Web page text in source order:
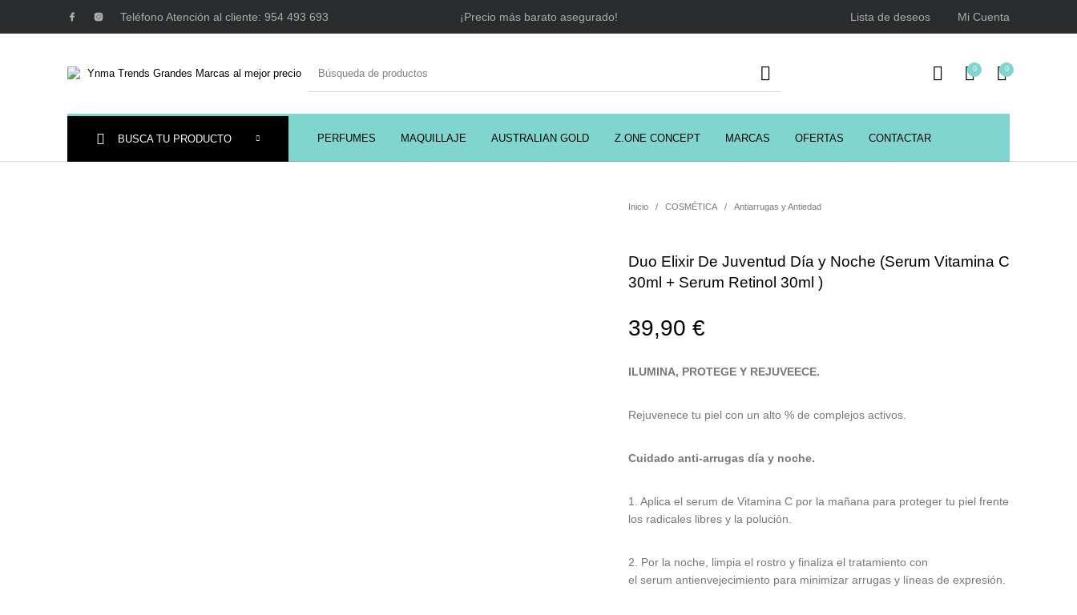
Teléfono Atención al cliente: 954 493 693 ¡Precio más barato asegurado! Lista de deseos Mi Cuenta
0 0
PERFUMES MAQUILLAJE AUSTRALIAN GOLD Z.ONE CONCEPT MARCAS OFERTAS CONTACTAR
BUSCA TU PRODUCTO
Prosolaris Utensilios de Peluquería Z.one Concept
Inicio / COSMÉTICA / Antiarrugas y Antiedad
Duo Elixir De Juventud Día y Noche (Serum Vitamina C
30ml + Serum Retinol 30ml )
39,90 €
ILUMINA, PROTEGE Y REJUVEECE.
Rejuvenece tu piel con un alto % de complejos activos.
Cuidado anti-arrugas día y noche.
1. Aplica el serum de Vitamina C por la mañana para proteger tu piel frente
los radicales libres y la polución.
2. Por la noche, limpia el rostro y finaliza el tratamiento con
el serum antienvejecimiento para minimizar arrugas y líneas de expresión.